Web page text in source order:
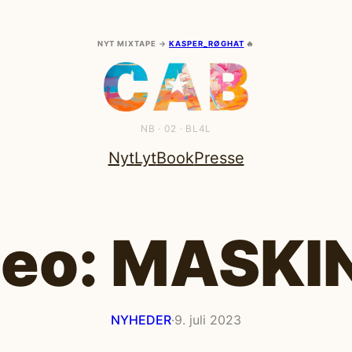
NYT MIXTAPE →KASPER_RØGHAT 🔥
NB · 02 · BL4L
NytLytBookPresse
NYHEDER·9. juli 2023